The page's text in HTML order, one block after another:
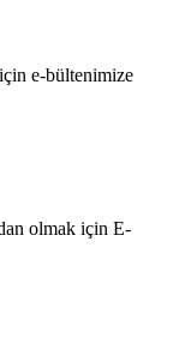
e-bültenimize
olmak için E-